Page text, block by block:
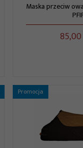
Maska przeciw
85,00
Promocja